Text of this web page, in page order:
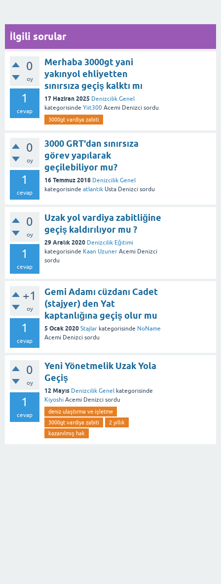
İlgili sorular
0
oy
1
cevap
Merhaba 3000gt yani
yakınyol ehliyetten
sınırsıza geçiş kalktı mı
17 Haziran 2025 Denizcilik Genel
kategorisinde Yiit300 Acemi Denizci sordu
3000gt vardiya zabiti
0
oy
1
cevap
3000 GRT'dan sınırsıza
görev yapılarak
geçilebiliyor mu?
16 Temmuz 2018 Denizcilik Genel
kategorisinde atlantik Usta Denizci sordu
0
oy
1
cevap
Uzak yol vardiya zabitliğine
geçiş kaldırılıyor mu ?
29 Aralık 2020 Denizcilik Eğitimi
kategorisinde Kaan Uzuner Acemi Denizci
sordu
+1
oy
1
cevap
Gemi Adamı cüzdanı Cadet
(stajyer) den Yat
kaptanlığına geçiş olur mu
5 Ocak 2020 Stajlar kategorisinde NoName
Acemi Denizci sordu
0
oy
1
cevap
Yeni Yönetmelik Uzak Yola
Geçiş
12 Mayıs Denizcilik Genel kategorisinde
Kiyoshi Acemi Denizci sordu
deniz ulaştırma ve işletme
3000gt vardiya zabiti
2 yıllık
kazanılmış hak